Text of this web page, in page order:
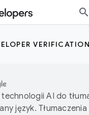
VERIFICATION
AI do
język.